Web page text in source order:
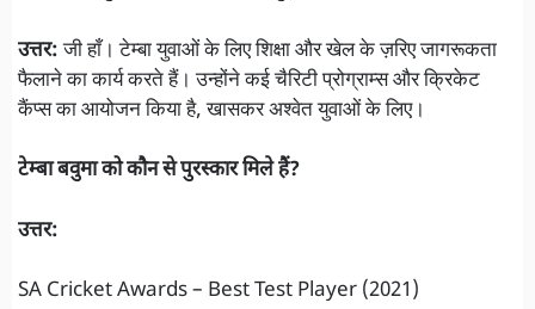
उत्तर:जी हाँ। टेम्बा युवाओं के लिए शिक्षा और खेल के ज़रिए जागरूकता
फैलाने का कार्य करते हैं। उन्होंने कई चैरिटी प्रोग्राम्स और क्रिकेट
कैंप्स का आयोजन किया है, खासकर अश्वेत युवाओं के लिए।
टेम्बा बवुमा को कौन से पुरस्कार मिले हैं?
उत्तर:
SA Cricket Awards – Best Test Player (2021)